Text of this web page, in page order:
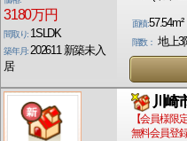
3180万円
間取り: 1SLDK
築年月:202611 新築未入
居
面積:57.54m²
階数： 地上3
川崎
【会員様限
無料会員登